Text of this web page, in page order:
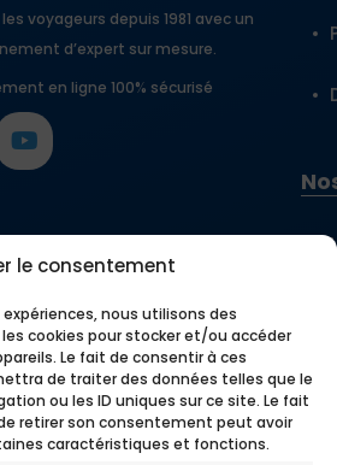
le consentement
nous utilisons des
cookies pour stocker et/ou accéder
Le fait de consentir à ces
de traiter des données telles que le
ou les ID uniques sur ce site. Le fait
retirer son consentement peut avoir
caractéristiques et fonctions.
voyageurs depuis 1981 avec un
d’expert sur mesure.
en ligne 100% sécurisé